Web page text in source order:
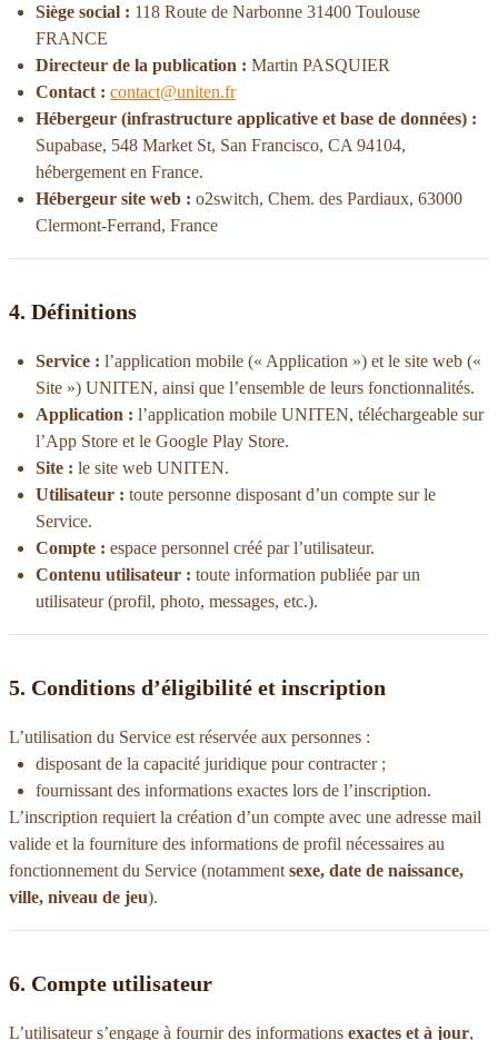
Siège social : 118 Route de Narbonne 31400 Toulouse
FRANCE
Directeur de la publication : Martin PASQUIER
Contact : contact@uniten.fr
Hébergeur (infrastructure applicative et base de données) :
Supabase, 548 Market St, San Francisco, CA 94104,
hébergement en France.
Hébergeur site web : o2switch, Chem. des Pardiaux, 63000
Clermont-Ferrand, France
4. Définitions
Service : l’application mobile (« Application ») et le site web («
Site ») UNITEN, ainsi que l’ensemble de leurs fonctionnalités.
Application : l’application mobile UNITEN, téléchargeable sur
l’App Store et le Google Play Store.
Site : le site web UNITEN.
Utilisateur : toute personne disposant d’un compte sur le
Service.
Compte : espace personnel créé par l’utilisateur.
Contenu utilisateur : toute information publiée par un
utilisateur (profil, photo, messages, etc.).
5. Conditions d’éligibilité et inscription
L’utilisation du Service est réservée aux personnes :
disposant de la capacité juridique pour contracter ;
fournissant des informations exactes lors de l’inscription.
L’inscription requiert la création d’un compte avec une adresse mail
valide et la fourniture des informations de profil nécessaires au
fonctionnement du Service (notamment sexe, date de naissance,
ville, niveau de jeu).
6. Compte utilisateur
L’utilisateur s’engage à fournir des informations exactes et à jour,